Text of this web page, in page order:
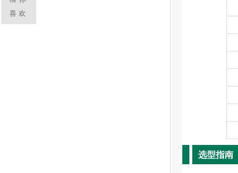
选型指南
喜欢